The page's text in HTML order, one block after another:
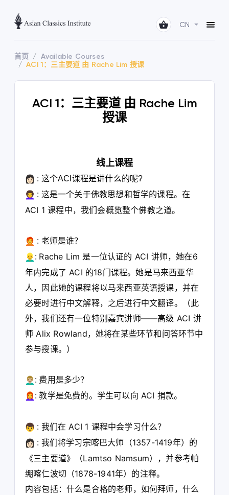
CN
首页
Available Courses
ACI 1：三主要道 由 Rache Lim 授课
ACI 1：三主要道 由 Rache Lim
授课
线上课程
: 这个ACI课程是讲什么的呢?
: 这是一个关于佛教思想和哲学的课程。在
ACI 1 课程中，我们会概览整个佛教之道。
: 老师是谁？
: Rache Lim 是一位认证的 ACI 讲师，她在6
年内完成了 ACI 的18门课程。她是马来西亚华
人，因此她的课程将以马来西亚英语授课，并在
必要时进行中文解释，之后进行中文翻译。（此
外，我们还有一位特别嘉宾讲师——高级 ACI 讲
师 Alix Rowland，她将在某些环节和问答环节中
参与授课。）
: 费用是多少？
:教学是免费的。学生可以向 ACI 捐款。
: 我们在 ACI 1 课程中会学习什么？
: 我们将学习宗喀巴大师（1357-1419年）的
《三主要道》（Lamtso Namsum），并参考帕
绷喀仁波切（1878-1941年）的注释。
内容包括：什么是合格的老师，如何拜师，什么